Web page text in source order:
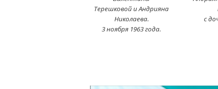
Терешковой и Андрияна
Николаева.
3 ноября 1963 года.
с